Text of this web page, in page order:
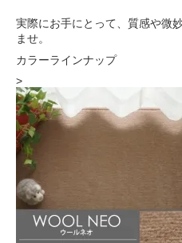
実際にお手にとって、質感や微
ませ。
カラーラインナップ
>